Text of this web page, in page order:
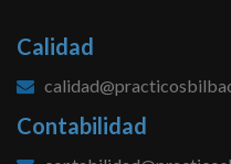
Calidad
Contabilidad